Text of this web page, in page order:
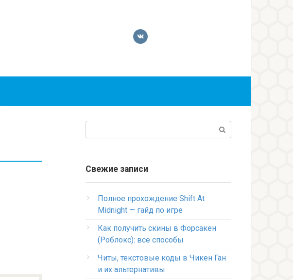
Свежие записи
Полное прохождение Shift At
Midnight — гайд по игре
Как получить скины в Форсакен
(Роблокс): все способы
Читы, текстовые коды в Чикен Ган
и их альтернативы